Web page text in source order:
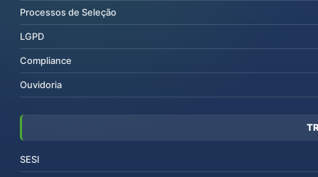
Processos de Seleção
LGPD
Compliance
Ouvidoria
SESI